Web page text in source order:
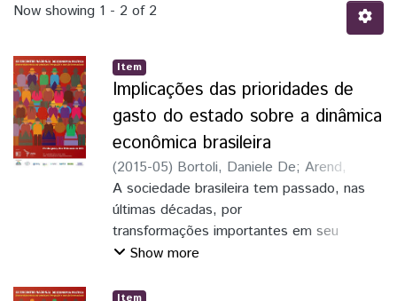
Now showing 1 - 2 of 2
Item
Implicações das prioridades de
gasto do estado sobre a dinâmica
econômica brasileira
(2015-05) Bortoli, Daniele De; Arend,
Marcelo;Sociedade Brasileira de Economia
Política (SEP);Universidade Federal da
Integração Latino-Americana (Unila)
A sociedade brasileira tem passado, nas
últimas décadas, por
transformações importantes em seu
contexto político e econômico. Este
que ainda, atualmente, impactam
Show more
Item